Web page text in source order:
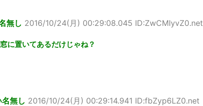
無し 2016/10/24(月) 00:29:08.045 ID:ZwCMIyvZ0.net
に置いてあるだけじゃね？
無し 2016/10/24(月) 00:29:14.941 ID:fbZyp6LZ0.net